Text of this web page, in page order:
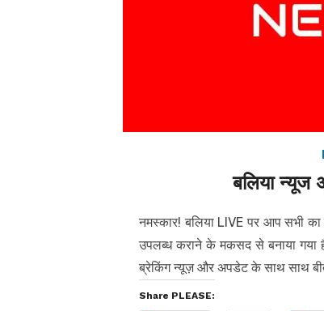
बलिया
नमस्कार! बलिया LIVE पर आप सभी
उपलब्ध कराने के मकसद से बनाया
ब्रेकिंग न्यूज़ और अपडेट के साथ साथ
Share PLEASE: